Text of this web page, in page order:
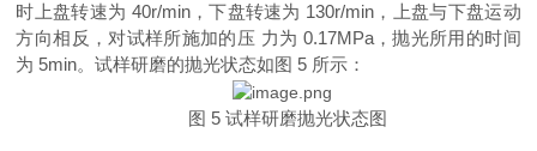
时上盘转速为 40r/min，下盘转速为 130r/min，上盘与下盘运动
方向相反，对试样所施加的压 力为 0.17MPa，抛光所用的时间
为 5min。试样研磨的抛光状态如图 5 所示：
图 5 试样研磨抛光状态图